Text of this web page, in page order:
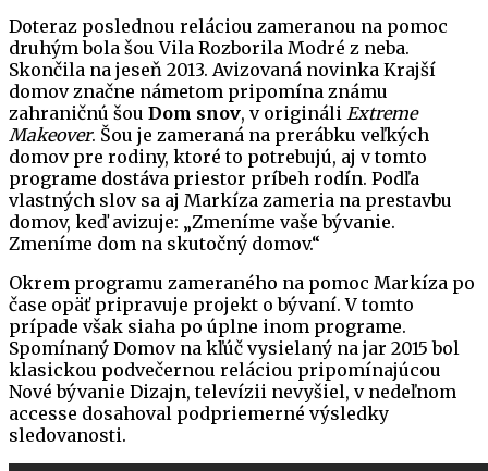
Doteraz poslednou reláciou zameranou na pomoc
druhým bola šou Vila Rozborila Modré z neba.
Skončila na jeseň 2013. Avizovaná novinka Krajší
domov značne námetom pripomína známu
zahraničnú šou Dom snov, v origináli Extreme
Makeover. Šou je zameraná na prerábku veľkých
domov pre rodiny, ktoré to potrebujú, aj v tomto
programe dostáva priestor príbeh rodín. Podľa
vlastných slov sa aj Markíza zameria na prestavbu
domov, keď avizuje: „Zmeníme vaše bývanie.
Zmeníme dom na skutočný domov.“
Okrem programu zameraného na pomoc Markíza po
čase opäť pripravuje projekt o bývaní. V tomto
prípade však siaha po úplne inom programe.
Spomínaný Domov na kľúč vysielaný na jar 2015 bol
klasickou podvečernou reláciou pripomínajúcou
Nové bývanie Dizajn, televízii nevyšiel, v nedeľnom
accesse dosahoval podpriemerné výsledky
sledovanosti.